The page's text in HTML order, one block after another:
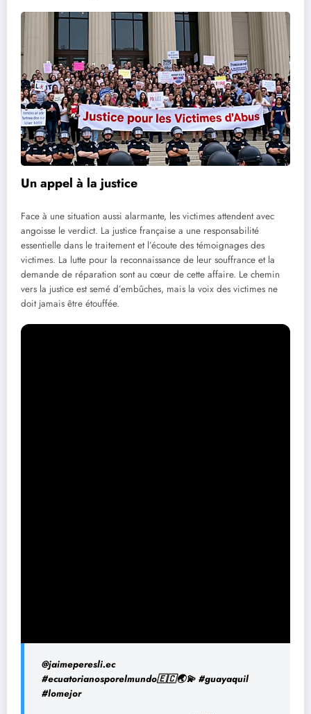
Un appel à la justice
Face à une situation aussi alarmante, les victimes attendent avec
angoisse le verdict. La justice française a une responsabilité
essentielle dans le traitement et l’écoute des témoignages des
victimes. La lutte pour la reconnaissance de leur souffrance et la
demande de réparation sont au cœur de cette affaire. Le chemin
vers la justice est semé d’embûches, mais la voix des victimes ne
doit jamais être étouffée.
@jaimeperesli.ec
#ecuatorianosporelmundo🇪🇨🌏💫 #guayaquil
#lomejor